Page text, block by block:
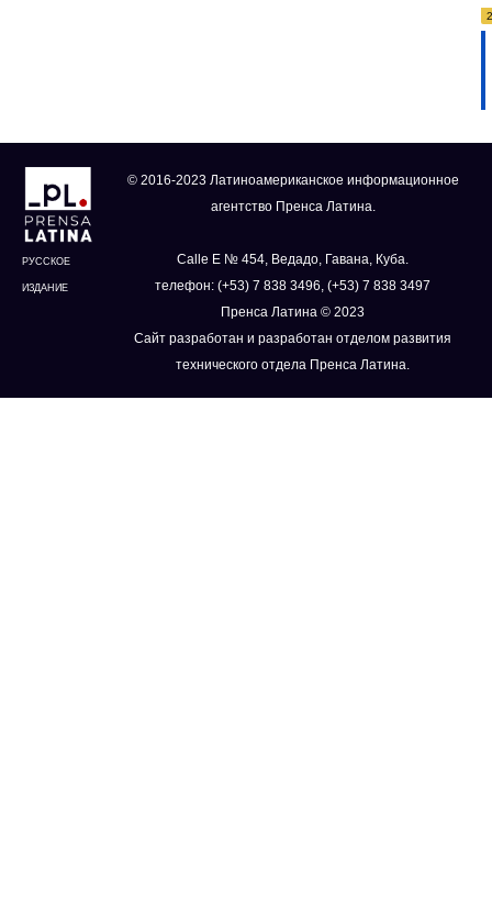
РУССКОЕ
ИЗДАНИЕ
© 2016-2023 Латиноамериканское информационное
агентство Пренса Латина.
Calle E № 454, Ведадо, Гавана, Куба.
телефон: (+53) 7 838 3496, (+53) 7 838 3497
Пренса Латина © 2023
Сайт разработан и разработан отделом развития
технического отдела Пренса Латина.